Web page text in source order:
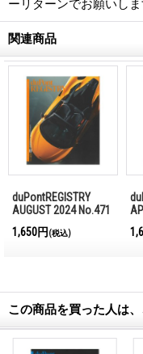
ーリターンでお願いしま
関連商品
duPontREGISTRY
AUGUST 2024 No.471
1,650円 (税込)
この商品を買った人は